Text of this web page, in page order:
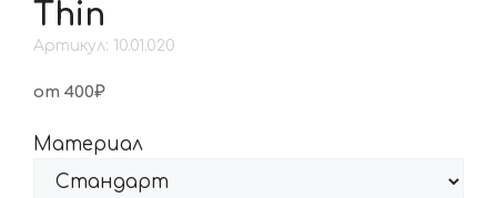
Thin
Артикул: 10.01.020
от 400₽
Материал